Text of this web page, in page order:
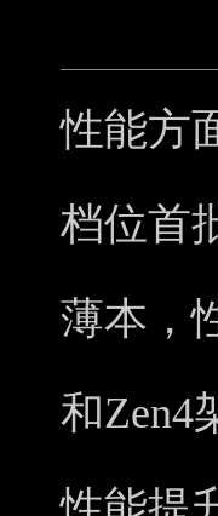
性能方
档位首
薄本，
和Zen4